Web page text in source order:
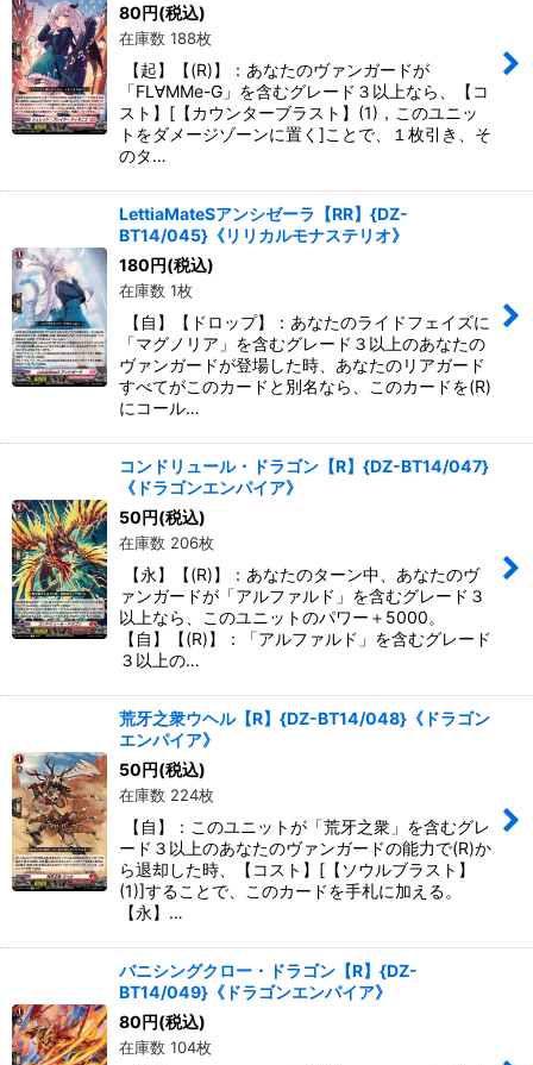
80円(税込)
在庫数 188枚
【起】【(R)】：あなたのヴァンガードが
「FL∀MMe-G」を含むグレード３以上なら、【コ
スト】[【カウンターブラスト】(1)，このユニッ
トをダメージゾーンに置く]ことで、１枚引き、そ
のタ…
LettiaMateSアンシゼーラ【RR】{DZ-
BT14/045}《リリカルモナステリオ》
180円(税込)
在庫数 1枚
【自】【ドロップ】：あなたのライドフェイズに
「マグノリア」を含むグレード３以上のあなたの
ヴァンガードが登場した時、あなたのリアガード
すべてがこのカードと別名なら、このカードを(R)
にコール…
コンドリュール・ドラゴン【R】{DZ-BT14/047}
《ドラゴンエンパイア》
50円(税込)
在庫数 206枚
【永】【(R)】：あなたのターン中、あなたのヴ
ァンガードが「アルファルド」を含むグレード３
以上なら、このユニットのパワー＋5000。
【自】【(R)】：「アルファルド」を含むグレード
３以上の…
荒牙之衆ウヘル【R】{DZ-BT14/048}《ドラゴン
エンパイア》
50円(税込)
在庫数 224枚
【自】：このユニットが「荒牙之衆」を含むグレ
ード３以上のあなたのヴァンガードの能力で(R)か
ら退却した時、【コスト】[【ソウルブラスト】
(1)]することで、このカードを手札に加える。
【永】…
バニシングクロー・ドラゴン【R】{DZ-
BT14/049}《ドラゴンエンパイア》
80円(税込)
在庫数 104枚